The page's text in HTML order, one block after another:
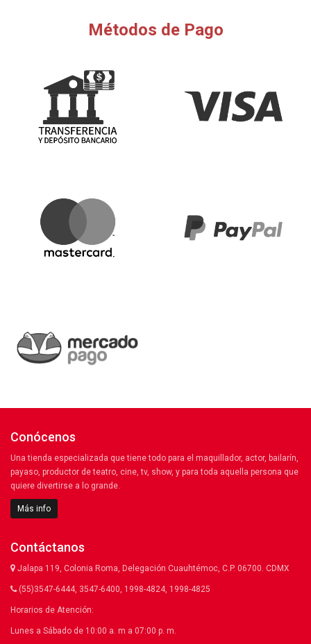
Métodos de Pago
Conócenos
Una tienda especializada que tiene todo para el maquillador, actor, bailarín,
payaso, productor de teatro, cine, tv, show, y para toda aquella persona que
quiere divertirse a lo grande.
Más info
Contáctanos
Jalapa 119, Colonia Roma, Delegación Cuauhtémoc, C.P. 06700. CDMX
(55)3547-6444, 3547-6400, 1998-4824, 1998-4825
Horarios de Atención:
Lunes a Sábado de 10:00 a. m a 07:00 p. m.